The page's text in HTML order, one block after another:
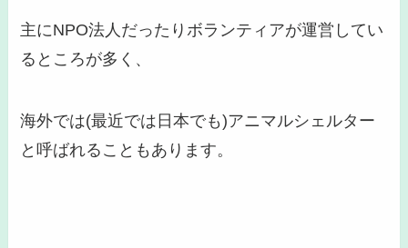
主にNPO法人だったりボランティアが運営してい
るところが多く、
海外では(最近では日本でも)アニマルシェルター
と呼ばれることもあります。